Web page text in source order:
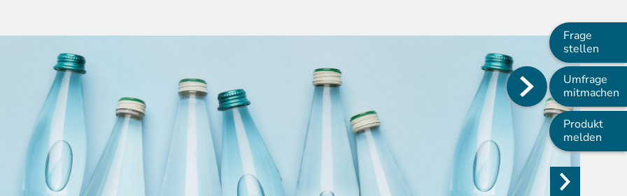
Main
navigation
Frage
stellen
Umfrage
mitmachen
Produkt
melden